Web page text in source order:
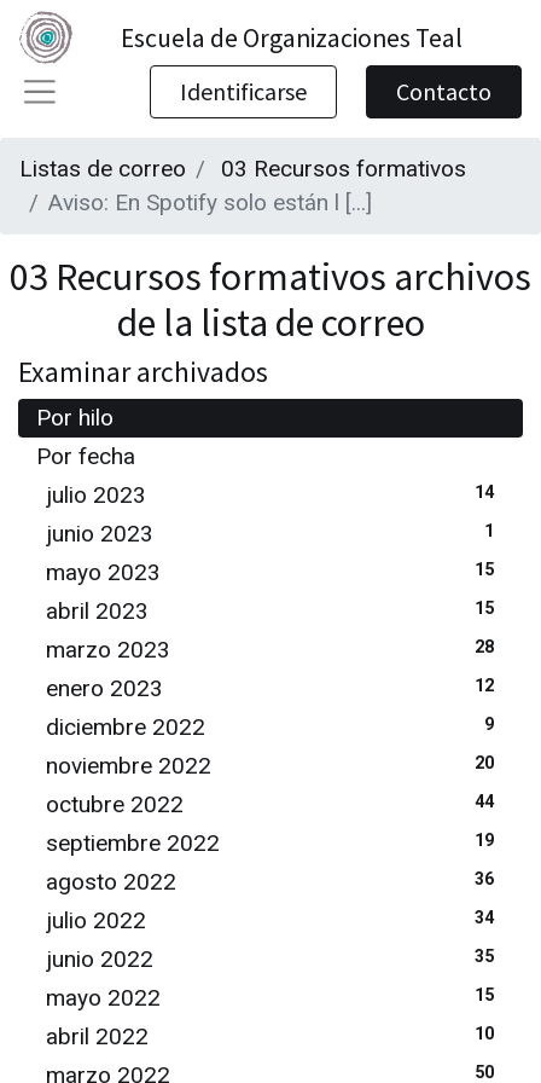
Escuela de Organizaciones Teal
Identificarse Contacto
Listas de correo
03 Recursos formativos
Aviso: En Spotify solo están l [...]
03 Recursos formativos archivos
de la lista de correo
Examinar archivados
Por hilo
Por fecha
julio 2023
14
junio 2023 1
mayo 2023 15
abril 2023 15
marzo 2023 28
enero 2023 12
diciembre 2022 9
noviembre 2022 20
octubre 2022 44
septiembre 2022 19
agosto 2022 36
julio 2022 34
junio 2022 35
mayo 2022 15
abril 2022 10
marzo 2022 50